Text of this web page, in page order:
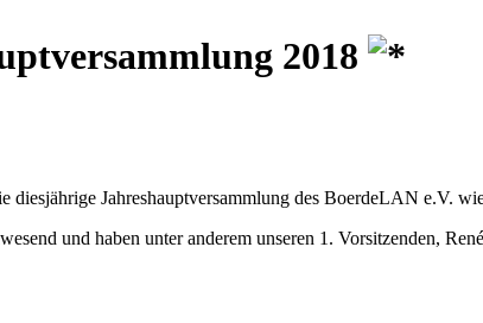
2018
diesjährige Jahreshauptversammlung des BoerdeLAN e.V.
und haben unter anderem unseren 1. Vorsitzenden,